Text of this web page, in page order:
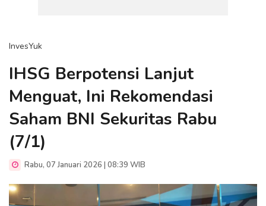
InvesYuk
IHSG Berpotensi Lanjut
Menguat, Ini Rekomendasi
Saham BNI Sekuritas Rabu
(7/1)
Rabu, 07 Januari 2026 | 08:39 WIB